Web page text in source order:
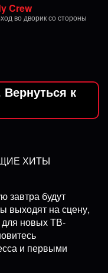
Crew
во дворик со стороны
к
ХИТЫ
завтра будут
выходят на сцену,
для новых ТВ-
и первыми